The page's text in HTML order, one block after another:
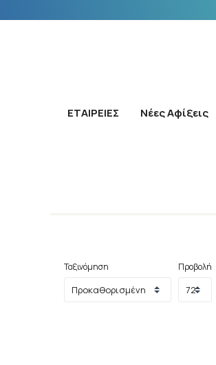
ΕΤΑΙΡΕΙΕΣ Νέες Αφίξεις
Ταξινόμηση Προβολή